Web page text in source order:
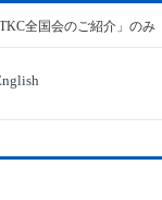
TKC全国会のご紹介」のみ